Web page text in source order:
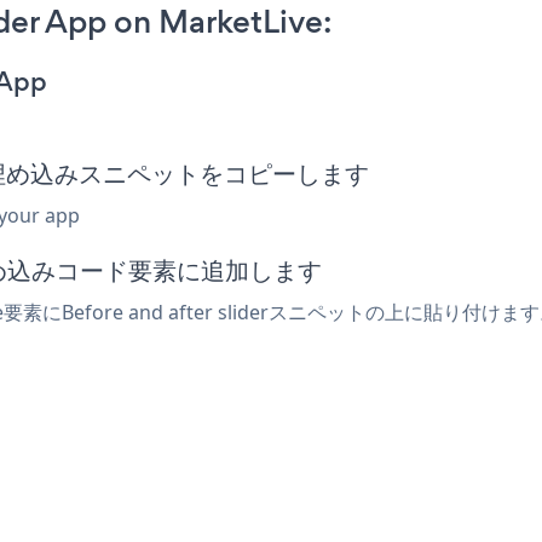
App on MarketLive:
みスニペットをコピーします
app
みコード要素に追加します
素にBefore and after sliderスニペットの上に貼り付けま